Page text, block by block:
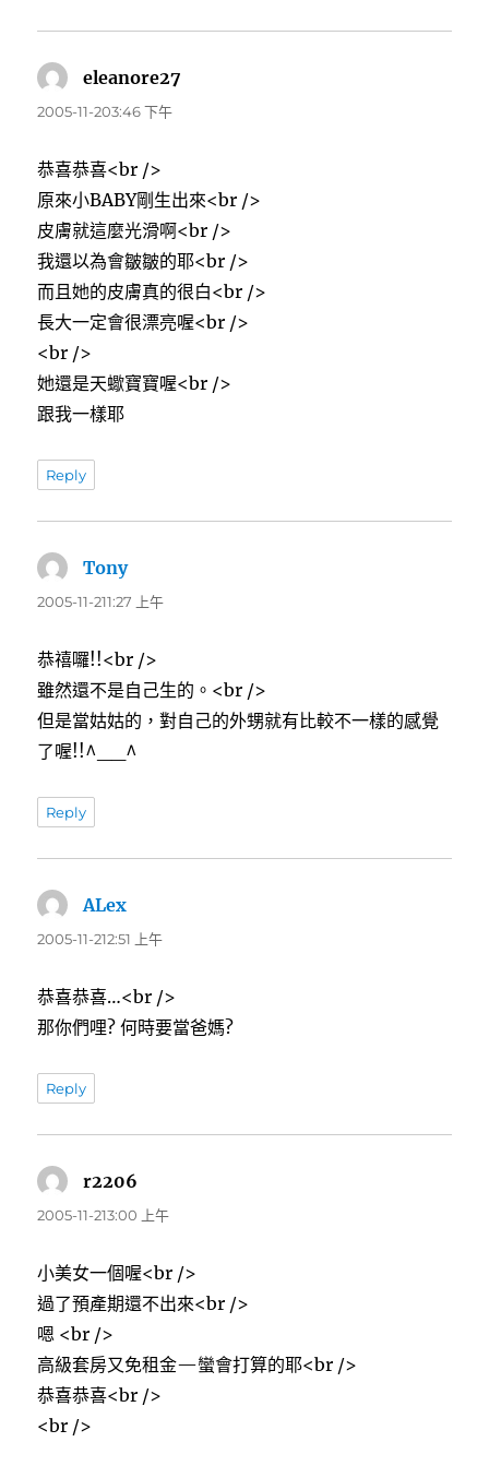
eleanore27
2005-11-203:46 下午
恭喜恭喜<br />
原來小BABY剛生出來<br />
皮膚就這麼光滑啊<br />
我還以為會皺皺的耶<br />
而且她的皮膚真的很白<br />
長大一定會很漂亮喔<br />
<br />
她還是天蠍寶寶喔<br />
跟我一樣耶
Reply
Tony表
示:
2005-11-211:27 上午
恭禧囉!!<br />
雖然還不是自己生的。<br />
但是當姑姑的，對自己的外甥就有比較不一樣的感覺
了喔!!^__^
Reply
ALex
示:
2005-11-212:51 上午
恭喜恭喜…<br />
那你們哩? 何時要當爸媽?
Reply
r2206
示:
2005-11-213:00 上午
小美女一個喔<br />
過了預產期還不出來<br />
嗯 <br />
高級套房又免租金—蠻會打算的耶<br />
恭喜恭喜<br />
<br />